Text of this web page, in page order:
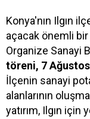
Konya'nın Ilgın
açacak önemli bir
Organize Sanayi
töreni, 7
İlçenin sanayi
alanlarının
yatırım, Ilgın için